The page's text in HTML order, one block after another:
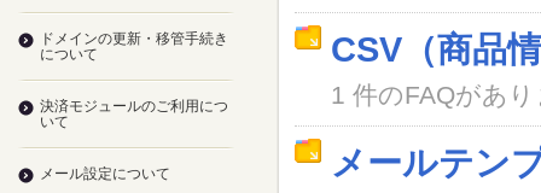
CSV（商品
1 件のFAQがあ
メールテン
ドメインの更新・移管手続き
について
決済モジュールのご利用につ
いて
メール設定について